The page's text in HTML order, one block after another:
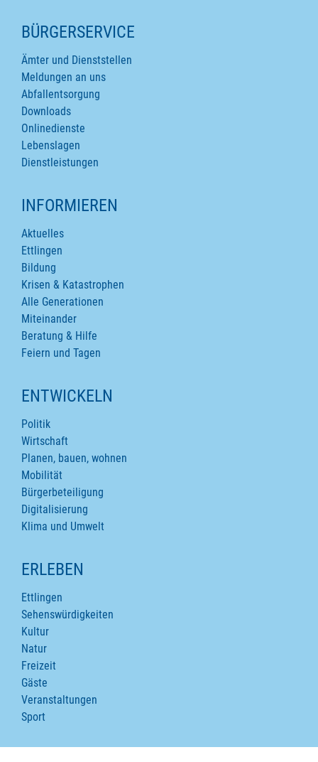
SEITENINHALTE
BÜRGERSERVICE
Ämter und Dienststellen
Meldungen an uns
Abfallentsorgung
Downloads
Onlinedienste
Lebenslagen
Dienstleistungen
INFORMIEREN
Aktuelles
Ettlingen
Bildung
Krisen & Katastrophen
Alle Generationen
Miteinander
Beratung & Hilfe
Feiern und Tagen
ENTWICKELN
Politik
Wirtschaft
Planen, bauen, wohnen
Mobilität
Bürgerbeteiligung
Digitalisierung
Klima und Umwelt
ERLEBEN
Ettlingen
Sehenswürdigkeiten
Kultur
Natur
Freizeit
Gäste
Veranstaltungen
Sport